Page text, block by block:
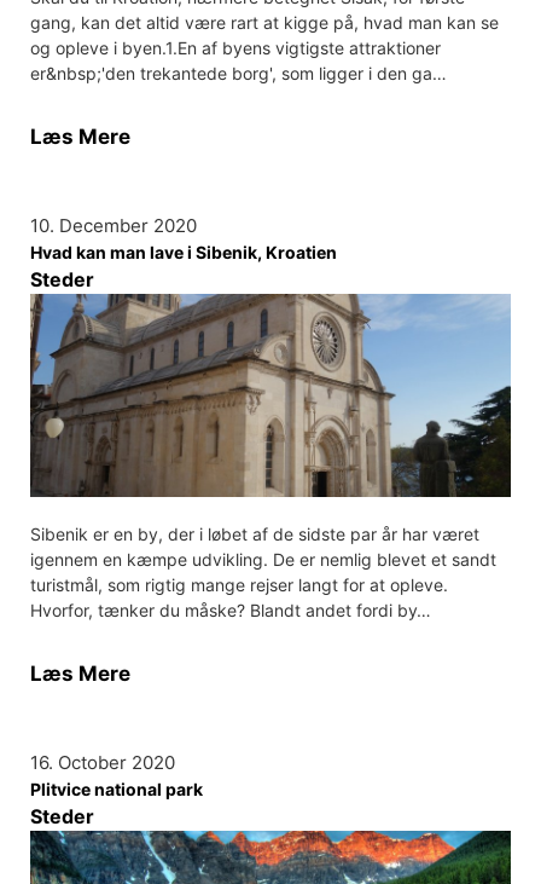
gang, kan det altid være rart at kigge på, hvad man kan se
og opleve i byen.1.En af byens vigtigste attraktioner
er&nbsp;'den trekantede borg', som ligger i den ga…
Læs Mere
10. December 2020
Hvad kan man lave i Sibenik, Kroatien
Steder
Sibenik er en by, der i løbet af de sidste par år har været
igennem en kæmpe udvikling. De er nemlig blevet et sandt
turistmål, som rigtig mange rejser langt for at opleve.
Hvorfor, tænker du måske? Blandt andet fordi by…
Læs Mere
16. October 2020
Plitvice national park
Steder